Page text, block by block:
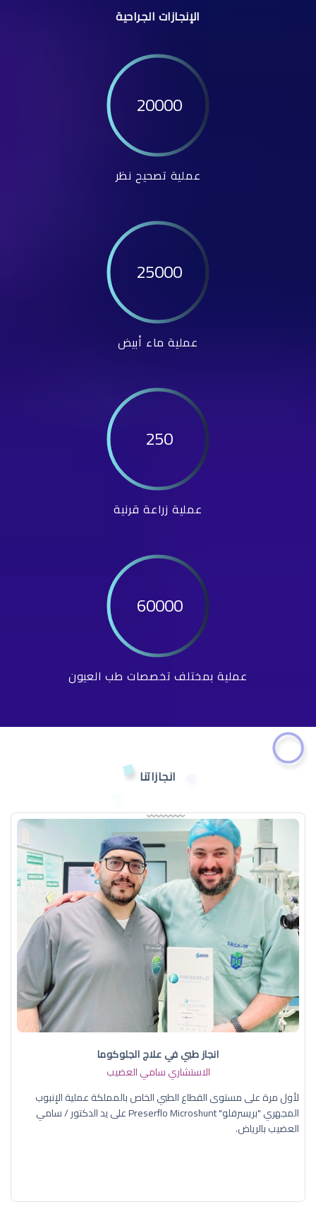
الإنجازات الجراحية
20000
عملية تصحيح نظر
25000
عملية ماء أبيض
250
عملية زراعة قرنية
60000
عملية بمختلف تخصصات طب العيون
انجازاتنا
انجاز طبي في علاج الجلوكوما
الاستشاري سامي العضيب
لأول مرة على مستوى القطاع الطبي الخاص بالمملكة عملية الإنبوب
المجهري "بريسرفلو" Preserflo Microshunt على يد الدكتور / سامي
العضيب بالرياض.